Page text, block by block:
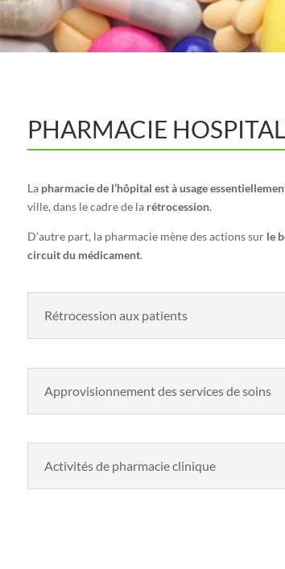
PHARMACIE
La pharmacie de l’hôpital est à usage
ville, dans le cadre de la rétrocession.
D’autre part, la pharmacie mène des actions surle
circuit du médicament.
Rétrocession aux patients
Approvisionnement des services de soins
Activités de pharmacie clinique